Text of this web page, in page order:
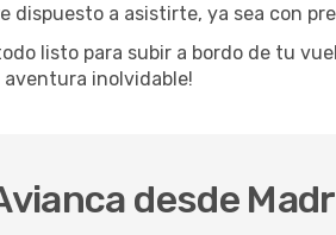
dispuesto a asistirte, ya sea con
listo para subir a bordo de tu
inolvidable!
desde